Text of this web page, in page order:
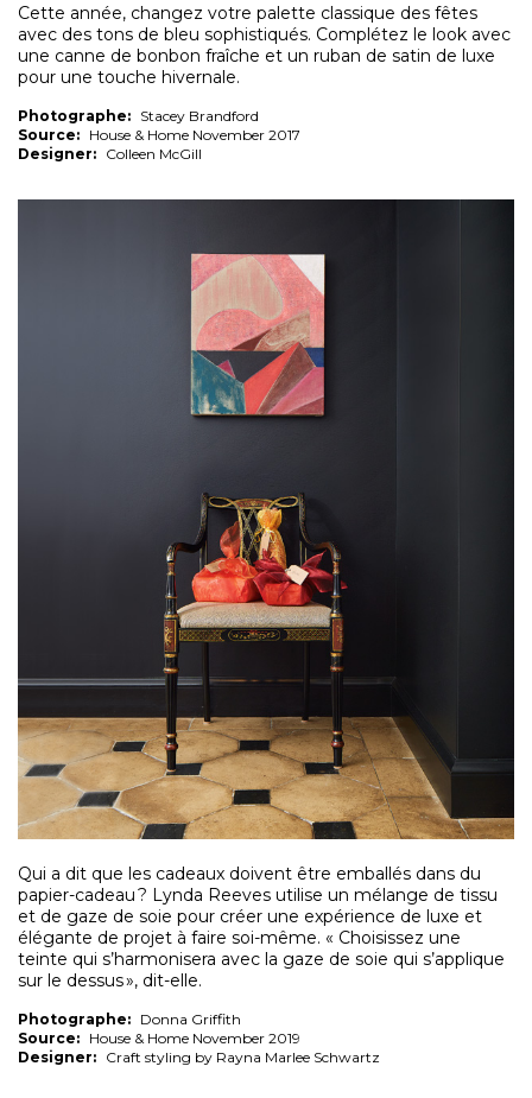
Cette année, changez votre palette classique des fêtes
avec des tons de bleu sophistiqués. Complétez le look avec
une canne de bonbon fraîche et un ruban de satin de luxe
pour une touche hivernale.
Photographe: Stacey Brandford
Source: House & Home November 2017
Designer: Colleen McGill
Qui a dit que les cadeaux doivent être emballés dans du
papier-cadeau ? Lynda Reeves utilise un mélange de tissu
et de gaze de soie pour créer une expérience de luxe et
élégante de projet à faire soi-même. « Choisissez une
teinte qui s’harmonisera avec la gaze de soie qui s’applique
sur le dessus », dit-elle.
Photographe: Donna Griffith
Source: House & Home November 2019
Designer: Craft styling by Rayna Marlee Schwartz